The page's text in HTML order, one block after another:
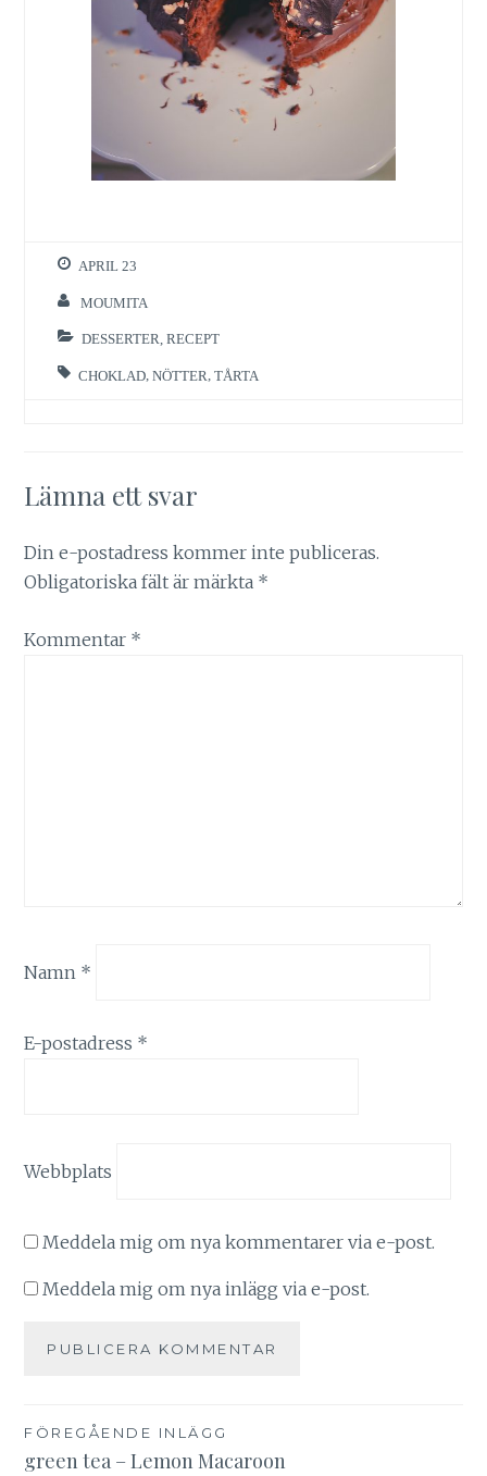
APRIL 23
MOUMITA
DESSERTER ,RECEPT
CHOKLAD ,NÖTTER ,TÅRTA
Lämna ett svar
Din e-postadress kommer inte publiceras.
Obligatoriska fält är märkta *
Kommentar *
Namn *
E-postadress *
Webbplats
Meddela mig om nya kommentarer via e-post.
Meddela mig om nya inlägg via e-post.
Inläggsnavigering
FÖREGÅENDE INLÄGG
green tea – Lemon Macaroon